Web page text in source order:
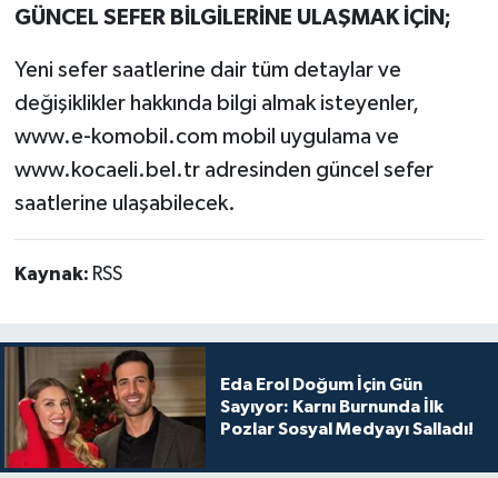
GÜNCEL SEFER BİLGİLERİNE ULAŞMAK İÇİN;
Yeni sefer saatlerine dair tüm detaylar ve
değişiklikler hakkında bilgi almak isteyenler,
www.e-komobil.com mobil uygulama ve
www.kocaeli.bel.tr adresinden güncel sefer
saatlerine ulaşabilecek.
Kaynak: RSS
Eda Erol Doğum İçin Gün
Sayıyor: Karnı Burnunda İlk
Pozlar Sosyal Medyayı Salladı!